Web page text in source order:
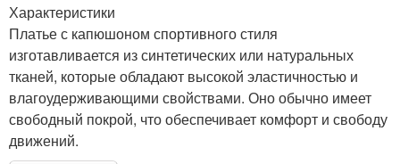
Характеристики
Платье с капюшоном спортивного стиля
изготавливается из синтетических или натуральных
тканей, которые обладают высокой эластичностью и
влагоудерживающими свойствами. Оно обычно имеет
свободный покрой, что обеспечивает комфорт и свободу
движений.